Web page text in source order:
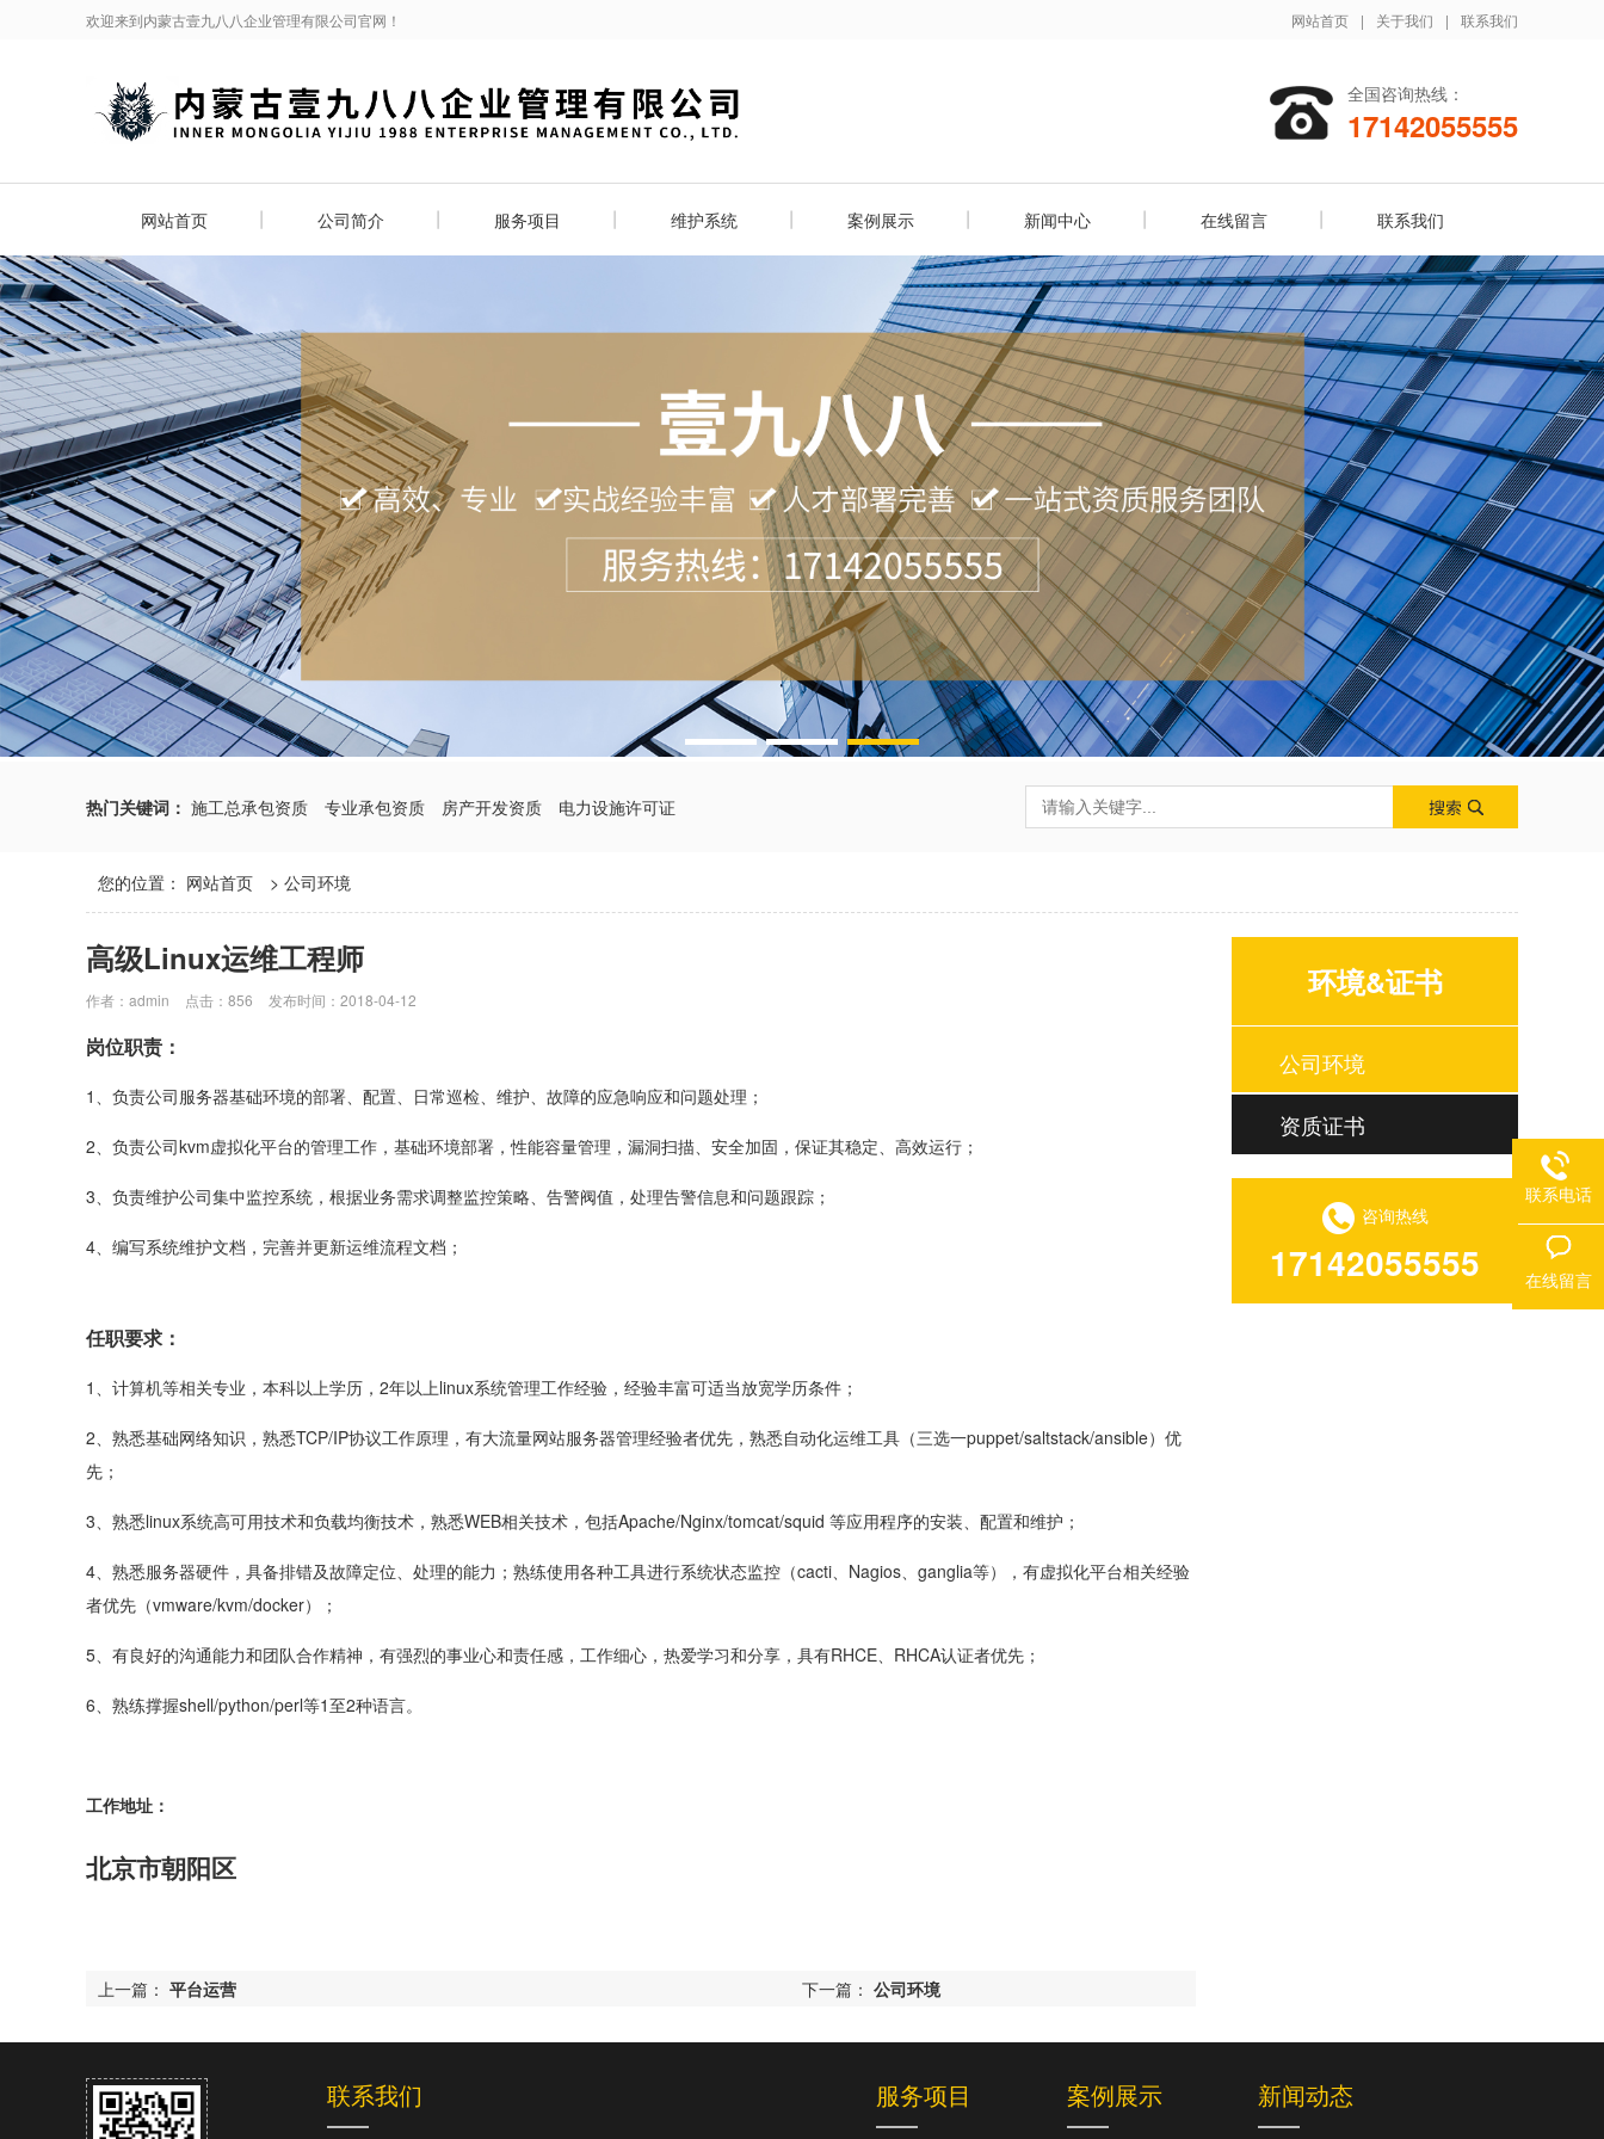
网站首页 | 关于我们 | 联系我们
欢迎来到内蒙古壹九八八企业管理有限公司官网！
全国咨询热线：
17142055555
网站首页 公司简介 服务项目 维护系统 案例展示 新闻中心 在线留言 联系我们
热门关键词： 施工总承包资质 专业承包资质 房产开发资质 电力设施许可证
您的位置： 网站首页 > 公司环境
环境&证书
公司环境
资质证书
咨询热线
17142055555
高级Linux运维工程师
作者：admin 点击：856 发布时间：2018-04-12
岗位职责：
1、负责公司服务器基础环境的部署、配置、日常巡检、维护、故障的应急响应和问题处理；
2、负责公司kvm虚拟化平台的管理工作，基础环境部署，性能容量管理，漏洞扫描、安全加固，保证其稳定、高效运行；
3、负责维护公司集中监控系统，根据业务需求调整监控策略、告警阀值，处理告警信息和问题跟踪；
4、编写系统维护文档，完善并更新运维流程文档；
任职要求：
1、计算机等相关专业，本科以上学历，2年以上linux系统管理工作经验，经验丰富可适当放宽学历条件；
2、熟悉基础网络知识，熟悉TCP/IP协议工作原理，有大流量网站服务器管理经验者优先，熟悉自动化运维工具（三选一puppet/saltstack/ansible）优
先；
3、熟悉linux系统高可用技术和负载均衡技术，熟悉WEB相关技术，包括Apache/Nginx/tomcat/squid 等应用程序的安装、配置和维护；
4、熟悉服务器硬件，具备排错及故障定位、处理的能力；熟练使用各种工具进行系统状态监控（cacti、Nagios、ganglia等），有虚拟化平台相关经验
者优先（vmware/kvm/docker）；
5、有良好的沟通能力和团队合作精神，有强烈的事业心和责任感，工作细心，热爱学习和分享，具有RHCE、RHCA认证者优先；
6、熟练撑握shell/python/perl等1至2种语言。
工作地址：
北京市朝阳区
下一篇： 公司环境
上一篇： 平台运营
联系我们 服务项目 案例展示 新闻动态
联系电话
在线留言